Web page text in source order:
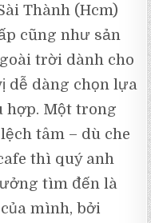
Thành (Hcm)
cũng như sản
trời dành cho
dễ dàng chọn lựa
hợp. Một trong
tâm – dù che
thì quý anh
tìm đến là
mình, bởi